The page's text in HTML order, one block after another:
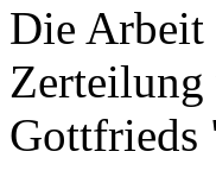
Die Arbeit
Zerteilung
Gottfrieds